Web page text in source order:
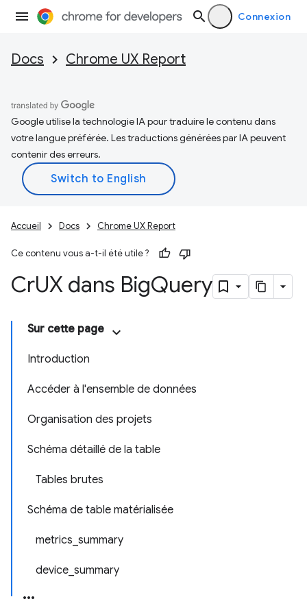
Connexion
Docs Chrome UX Report
Google utilise la technologie IA pour traduire le contenu dans
votre langue préférée. Les traductions générées par IA peuvent
contenir des erreurs.
Accueil Docs Chrome UX Report
Ce contenu vous a-t-il été utile ?
CrUX dans BigQuery
Sur cette page
Introduction
Accéder à l'ensemble de données
Organisation des projets
Schéma détaillé de la table
Tables brutes
Schéma de table matérialisée
metrics_summary
device_summary